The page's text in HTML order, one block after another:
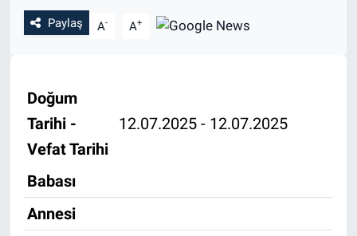
Paylaş A- A+
Doğum
Tarihi -
Vefat Tarihi
12.07.2025 - 12.07.2025
Babası
Annesi
Eğitim
Yaşam
BİLİM VE TEKNOLOJİ
Şambayat Haber